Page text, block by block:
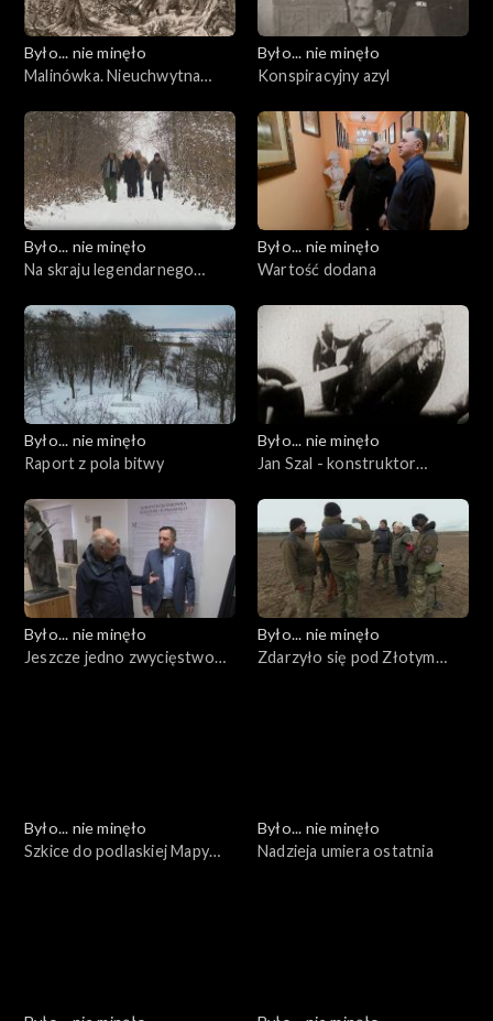
Było... nie minęło
Malinówka. Nieuchwytna
Było... nie minęło
Konspiracyjny azyl
Było... nie minęło
Na skraju legendarnego
Było... nie minęło
Wartość dodana
Było... nie minęło
Raport z pola bitwy
Było... nie minęło
Jan Szal - konstruktor
Było... nie minęło
Jeszcze jedno zwycięstwo
Było... nie minęło
Zdarzyło się pod Złotym
Było... nie minęło
Szkice do podlaskiej Mapy
Było... nie minęło
Nadzieja umiera ostatnia